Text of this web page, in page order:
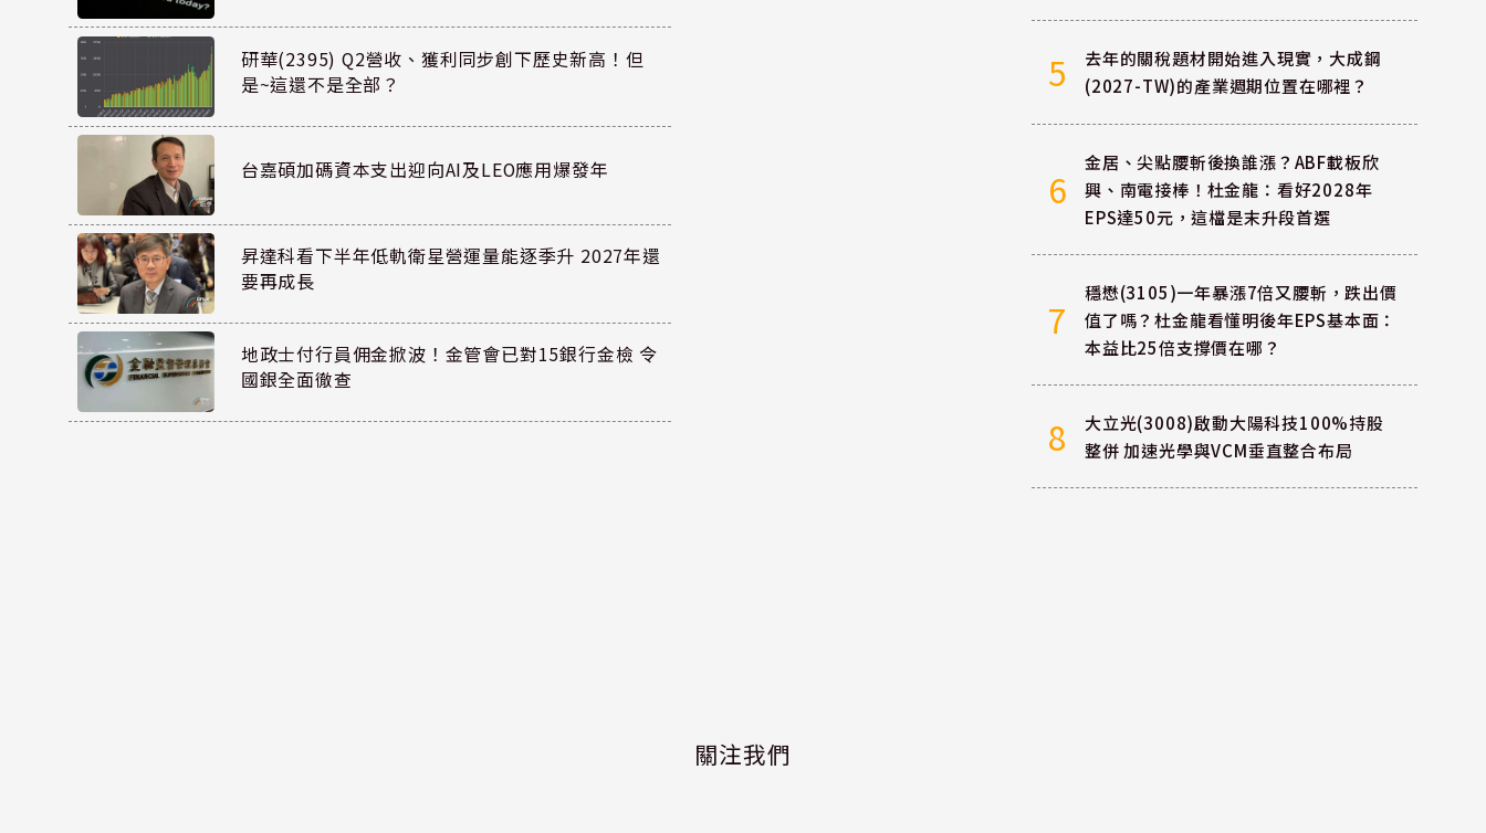
研華(2395) Q2營收、獲利同步創下歷史新高！但
是~這還不是全部？
台嘉碩加碼資本支出迎向AI及LEO應用爆發年
昇達科看下半年低軌衛星營運量能逐季升 2027年還
要再成長
地政士付行員佣金掀波！金管會已對15銀行金檢 令
國銀全面徹查
5
去年的關稅題材開始進入現實，大成鋼
(2027-TW)的產業週期位置在哪裡？
6
金居、尖點腰斬後換誰漲？ABF載板欣
興、南電接棒！杜金龍：看好2028年
EPS達50元，這檔是末升段首選
7
穩懋(3105)一年暴漲7倍又腰斬，跌出價
值了嗎？杜金龍看懂明後年EPS基本面：
本益比25倍支撐價在哪？
8
大立光(3008)啟動大陽科技100%持股
整併 加速光學與VCM垂直整合布局
關注我們